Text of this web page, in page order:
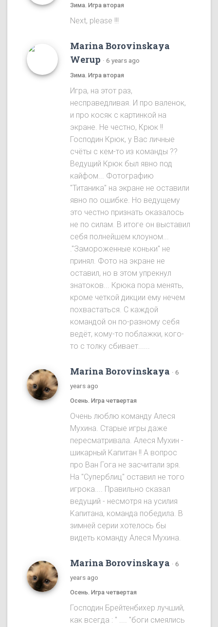
Зима. Игра вторая
Next, please !!!
Marina Borovinskaya
Werup · 6 years ago
Зима. Игра вторая
Игра, на этот раз,
несправедливая. И про валенок,
и про косяк с картинкой на
экране. Не честно, Крюк !!
Господин Крюк, у Вас личные
счёты с кем-то из команды ??
Ведущий Крюк был явнo под
кайфом... Фотографию
"Титаника" на экране не оставили
явно по ошибке. Но ведущему
это честно признать оказалось
не по силам. В итоге он выставил
себя полнейшем клоуном...
."Замороженные коньки" не
принял. Фото на экране не
оставил, но в этом упрекнул
знатоков... Крюка пора менять,
кроме четкой дикции ему нечем
похвастаться. С каждой
командой он по-разному себя
ведёт, кому-то поблажки, кого-
то с толку сбивает......
Marina Borovinskaya · 6
years ago
Осень. Игра четвертая
Oчень люблю команду Алеся
Мухина. Старые игры даже
пересматривала. Алеся Мухин -
шикарный Kапитан !! A вопрос
про Ван Гога не засчитали зря.
На "Cуперблиц" оставил не того
игрока.... Правильно сказал
ведущий - несмотря на усилия
Kапитана, команда победила. B
зимней серии хотелось бы
видеть команду Алеся Мухинa.
Marina Borovinskaya · 6
years ago
Осень. Игра четвертая
Господин Брейтенбихер лучший,
как всегда : " .... "боги смеялись